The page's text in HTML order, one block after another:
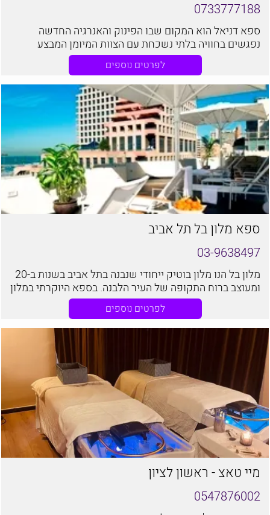
0733777188
ספא דניאל הוא המקום שבו הפינוק והאנרגיה החדשה
נפגשים בחוויה בלתי נשכחת עם הצוות המיומן המבצע
עיסויים מותאמים אישית שמחזירים תחושת איזון ורוגע.
לפרטים נוספים
ספא מלון בל תל אביב
03-9638497
מלון בל הנו מלון בוטיק ייחודי שנבנה בתל אביב בשנות ב-20
ומעוצב ברוח התקופה של העיר הלבנה. בספא היוקרתי במלון
בל תוכלו ליהנות מחוויה ברוח העיר הלבנה, בשילוב אלמנטים
חדשניים, שירות אישי מהצוות המסור וכמובן מקצועיות ללא
פשרות.
לפרטים נוספים
מיי טאצ - ראשון לציון
0547876002